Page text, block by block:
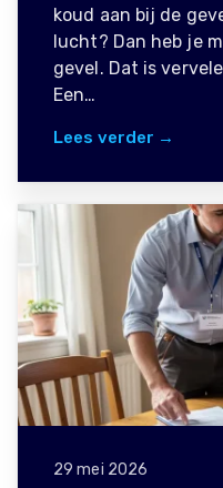
koud aan bij de
lucht? Dan heb je
gevel. Dat is
Een…
Lees verder →
29 mei 2026